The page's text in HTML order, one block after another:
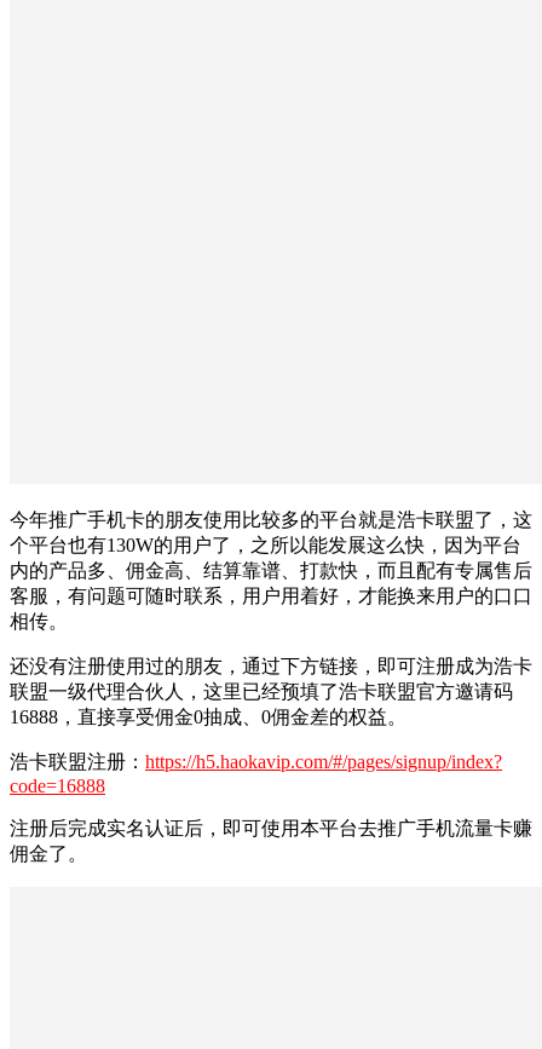
今年推广手机卡的朋友使用比较多的平台就是浩卡联盟了，这
个平台也有130W的用户了，之所以能发展这么快，因为平台
内的产品多、佣金高、结算靠谱、打款快，而且配有专属售后
客服，有问题可随时联系，用户用着好，才能换来用户的口口
相传。
还没有注册使用过的朋友，通过下方链接，即可注册成为浩卡
联盟一级代理合伙人，这里已经预填了浩卡联盟官方邀请码
16888，直接享受佣金0抽成、0佣金差的权益。
浩卡联盟注册： https://h5.haokavip.com/#/pages/signup/index?
code=16888
注册后完成实名认证后，即可使用本平台去推广手机流量卡赚
佣金了。